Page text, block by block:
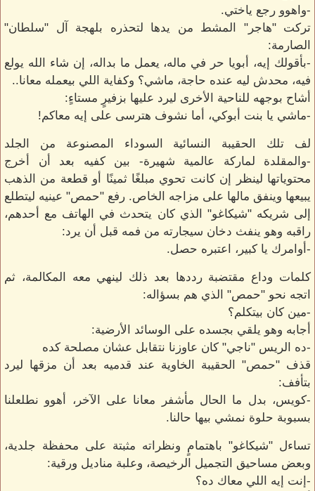
-واهوو رجع ياختي.
تركت "هاجر" المشط من يدها لتحذره بلهجة آل "سلطان"
الصارمة:
-بأقولك إيه، أبويا حر في ماله، يعمل ما بداله، إن شاء الله يولع
فيه، محدش ليه عنده حاجة، ماشي؟ وكفاية اللي بيعمله معانا..
أشاح بوجهه للناحية الأخرى ليرد عليها بزفيرٍ مستاءٍ:
-ماشي يا بنت أبوكي، أما نشوف هترسى على إيه معاكم!
لف تلك الحقيبة النسائية السوداء المصنوعة من الجلد
-والمقلدة لماركة عالمية شهيرة- بين كفيه بعد أن أخرج
محتوياتها لينظر إن كانت تحوي مبلغًا ثمينًا أو قطعة من الذهب
يبيعها وينفق مالها على مزاجه الخاص. رفع "حمص" عينيه ليتطلع
إلى شريكه "شيكاغو" الذي كان يتحدث في الهاتف مع أحدهم،
راقبه وهو ينفث دخان سيجارته من فمه قبل أن يرد:
-أوامرك يا كبير، اعتبره حصل.
كلمات وداع مقتضبة رددها بعد ذلك لينهي معه المكالمة، ثم
اتجه نحو "حمص" الذي هم بسؤاله:
-مين كان بيتكلم؟
أجابه وهو يلقي بجسده على الوسائد الأرضية:
-ده الريس "ناجي" كان عاوزنا نتقابل عشان مصلحة كده
قذف "حمص" الحقيبة الخاوية عند قدميه بعد أن مزقها ليرد
بتأفف:
-كويس، بدل ما الحال مأشفر معانا على الآخر، أهوو نطلعلنا
بسبوبة حلوة نمشي بيها حالنا.
تساءل "شيكاغو" باهتمامٍ ونظراته مثبتة على محفظة جلدية،
وبعض مساحيق التجميل الرخيصة، وعلبة مناديل ورقية:
-إنت إيه اللي معاك ده؟